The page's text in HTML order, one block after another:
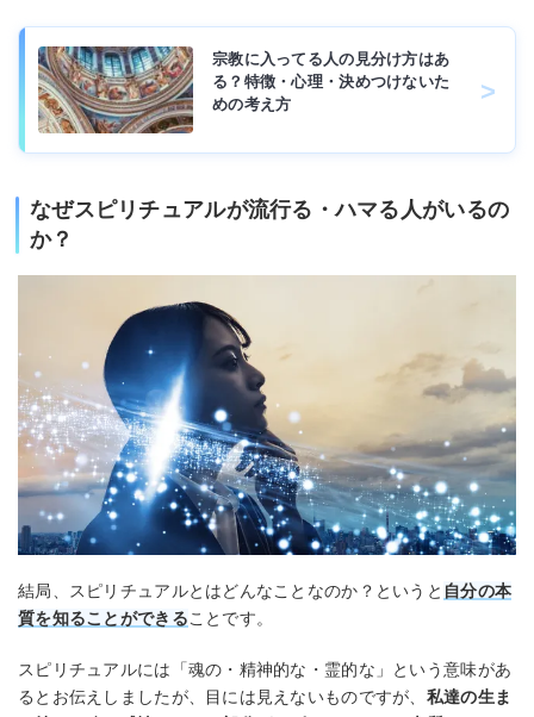
宗教に入ってる人の見分け方はあ
る？特徴・心理・決めつけないた
めの考え方
なぜスピリチュアルが流行る・ハマる人がいるの
か？
結局、スピリチュアルとはどんなことなのか？というと 自分の本
質を知ることができることです。
スピリチュアルには「魂の・精神的な・霊的な」という意味があ
るとお伝えしましたが、目には見えないものですが、 私達の生ま